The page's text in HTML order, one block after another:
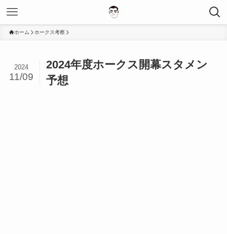
ホーム ホークス考察
2024年度ホークス開幕スタメン
予想
2024
11/09